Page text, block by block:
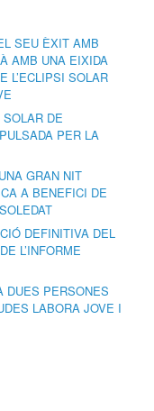
SEU ÈXIT AMB
AMB UNA EIXIDA
L’ECLIPSI SOLAR
DE
PER LA
GRAN NIT
A BENEFICI DE
DEFINITIVA DEL
L’INFORME
DUES PERSONES
LABORA JOVE I